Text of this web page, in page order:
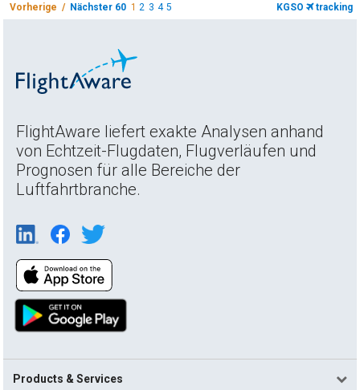
Vorherige / Nächster 60 12 3 4 5 KGSO tracking
FlightAware liefert exakte Analysen anhand
von Echtzeit-Flugdaten, Flugverläufen und
Prognosen für alle Bereiche der
Luftfahrtbranche.
Products & Services